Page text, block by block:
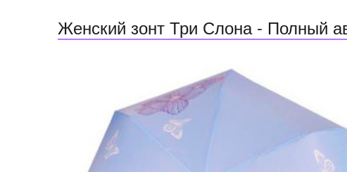
Женский зонт Три Слона - Полный